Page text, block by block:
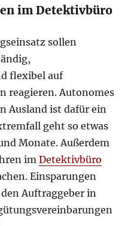
im Detektivbüro
sollen
flexibel auf
reagieren. Autonomes
Ausland ist dafür ein
geht so etwas
Monate. Außerdem
imDetektivbüro
Einsparungen
Auftraggeber in